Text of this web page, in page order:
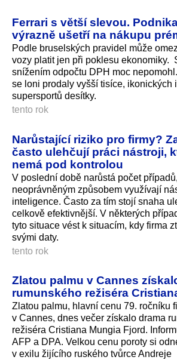
Ferrari s větší slevou.
výrazně ušetří na nákupu
Podle bruselských pravidel může
vozy platit jen při poklesu ekonomiky.
snížením odpočtu DPH moc
se loni prodaly vyšší tisíce, ikonických
supersportů desítky.
tento rok
Narůstající riziko pro firmy?
často ulehčují práci nástroji,
nemá pod kontrolou
V poslední době narůstá počet
neoprávněným způsobem využívají
inteligence. Často za tím stojí snaha
celkově efektivnější. V některých
tyto situace vést k situacím, kdy firma
svými daty.
tento rok
Zlatou palmu v Cannes
rumunského režiséra
Zlatou palmu, hlavní cenu 79. ročníku
v Cannes, dnes večer získalo drama
režiséra Cristiana Mungia Fjord.
AFP a DPA. Velkou cenu poroty si
v exilu žijícího ruského tvůrce Andreje